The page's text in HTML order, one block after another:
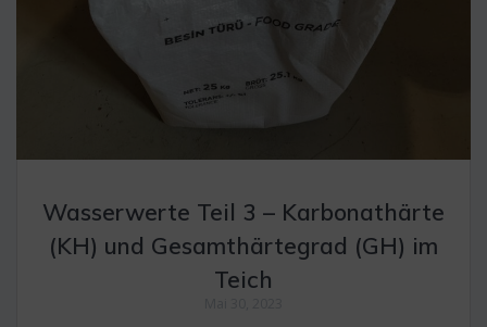
Wasserwerte Teil 3 – Karbonathärte
(KH) und Gesamthärtegrad (GH) im
Teich